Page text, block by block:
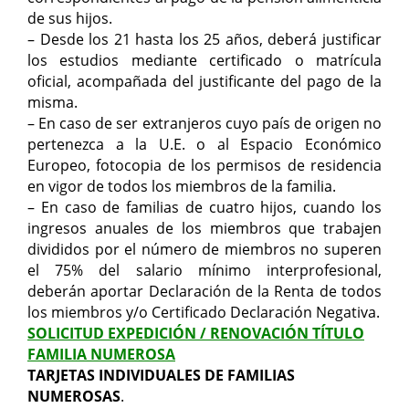
de sus hijos.
– Desde los 21 hasta los 25 años, deberá justificar
los estudios mediante certificado o matrícula
oficial, acompañada del justificante del pago de la
misma.
– En caso de ser extranjeros cuyo país de origen no
pertenezca a la U.E. o al Espacio Económico
Europeo, fotocopia de los permisos de residencia
en vigor de todos los miembros de la familia.
– En caso de familias de cuatro hijos, cuando los
ingresos anuales de los miembros que trabajen
divididos por el número de miembros no superen
el 75% del salario mínimo interprofesional,
deberán aportar Declaración de la Renta de todos
los miembros y/o Certificado Declaración Negativa.
SOLICITUD EXPEDICIÓN / RENOVACIÓN TÍTULO
FAMILIA NUMEROSA
TARJETAS INDIVIDUALES DE FAMILIAS
NUMEROSAS.